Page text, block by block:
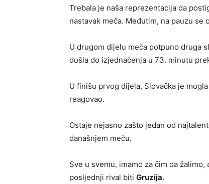
Trebala je naša reprezentacija da
nastavak meča. Međutim, na pauzu se
U drugom dijelu meča potpuno druga
došla do izjednačenja u 73. minutu
U finišu prvog dijela, Slovačka je
reagovao.
Ostaje nejasno zašto jedan od
današnjem meču.
Sve u svemu, imamo za čim da
posljednji rival biti Gruzija.